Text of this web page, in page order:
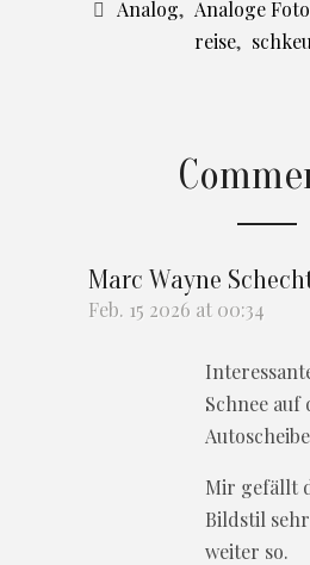
Analog, Analoge
reise,
Marc Wayne
Feb. 15 2026 at 00:34
Schnee auf
Mir gefällt
Bildstil
weiter so.